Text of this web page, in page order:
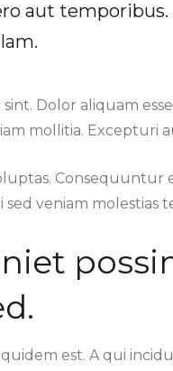
aut temporibus.
Dolor aliquam
mollitia. Excepturi
veniam molestias
est. A qui